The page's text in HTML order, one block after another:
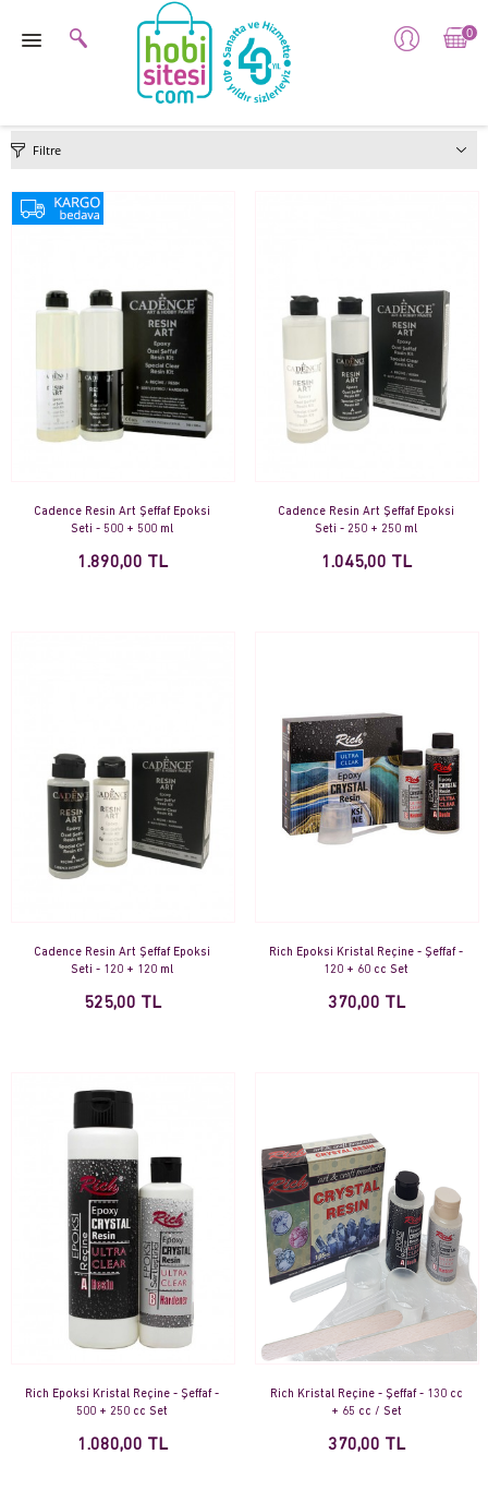
0
Filtre
Cadence Resin Art Şeffaf Epoksi
Seti - 500 + 500 ml
1.890,00 TL
Cadence Resin Art Şeffaf Epoksi
Seti - 250 + 250 ml
1.045,00 TL
Cadence Resin Art Şeffaf Epoksi
Seti - 120 + 120 ml
525,00 TL
Rich Epoksi Kristal Reçine - Şeffaf -
120 + 60 cc Set
370,00 TL
Rich Epoksi Kristal Reçine - Şeffaf -
500 + 250 cc Set
1.080,00 TL
Rich Kristal Reçine - Şeffaf - 130 cc
+ 65 cc / Set
370,00 TL